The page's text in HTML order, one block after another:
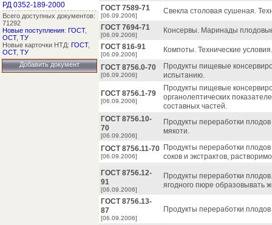
РД 0352-189-2000
Всего доступных документов:
71292
Новые поступления: ГОСТ,
ОСТ, ТУ
Новые карточки НТД: ГОСТ,
ОСТ, ТУ
Добавить документ
ГОСТ 7589-71
[06.09.2006]
Свекла столовая сушеная.
ГОСТ 7694-71
[06.09.2006]
Консервы. Маринады
ГОСТ 816-91
[06.09.2006]
Компоты. Технические условия.
ГОСТ 8756.0-70
[06.09.2006]
Продукты пищевые
испытанию.
ГОСТ 8756.1-79
[06.09.2006]
Продукты пищевые
органолептических
составных частей.
ГОСТ 8756.10-
70
[06.09.2006]
Продукты переработки
мякоти.
ГОСТ 8756.11-70
[06.09.2006]
Продукты переработки
соков и экстрактов,
ГОСТ 8756.12-
91
[06.09.2006]
Продукты переработки
ягодного пюре образовывать
ГОСТ 8756.13-
87
[06.09.2006]
Продукты переработки